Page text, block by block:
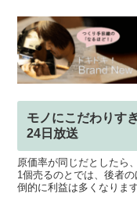
モノにこだわりす
24日放送
原価率が同じだとしたら
1個売るのとでは、後者
倒的に利益は多くなりま